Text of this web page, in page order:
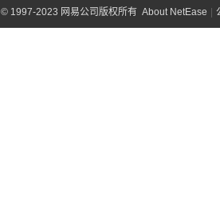
©1997-2023 网易公司版权所有 About NetEase